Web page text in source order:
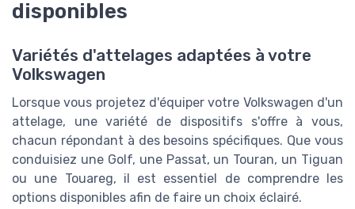
disponibles
Variétés d'attelages adaptées à votre
Volkswagen
Lorsque vous projetez d'équiper votre Volkswagen d'un
attelage, une variété de dispositifs s'offre à vous,
chacun répondant à des besoins spécifiques. Que vous
conduisiez une Golf, une Passat, un Touran, un Tiguan
ou une Touareg, il est essentiel de comprendre les
options disponibles afin de faire un choix éclairé.